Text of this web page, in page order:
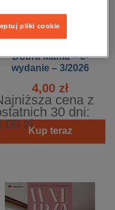
BESTSELLER
Dobra Mama – e-
wydanie – 3/2026
4,00 zł
cena z
30 dni:
złKup teraz
pliki cookie